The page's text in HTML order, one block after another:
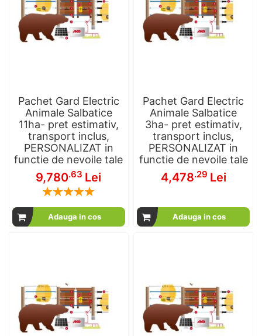
Pachet Gard Electric
Animale Salbatice
11ha- pret estimativ,
transport inclus,
PERSONALIZAT in
functie de nevoile tale
9,780.63 Lei
Rating:
Adauga in cos
Pachet Gard Electric
Animale Salbatice
3ha- pret estimativ,
transport inclus,
PERSONALIZAT in
functie de nevoile tale
4,478.29 Lei
Adauga in cos